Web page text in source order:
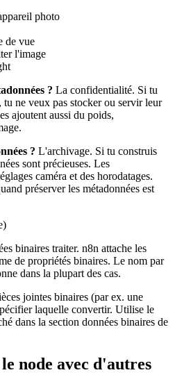
photo
de vue
l'image
? La confidentialité. Si tu
tu ne veux pas stocker ou servir leur
ajoutent aussi du poids,
? L'archivage. Si tu construis
sont précieuses. Les
caméra et des horodatages.
préserver les métadonnées est
binaires traiter. n8n attache les
de propriétés binaires. Le nom par
dans la plupart des cas.
jointes binaires (par ex. une
laquelle convertir. Utilise le
dans la section données binaires de
node avec d'autres